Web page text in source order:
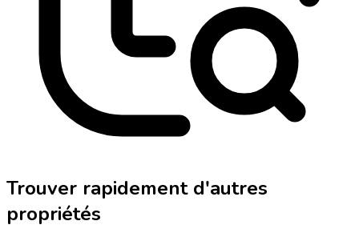
Trouver rapidement d'autres
propriétés